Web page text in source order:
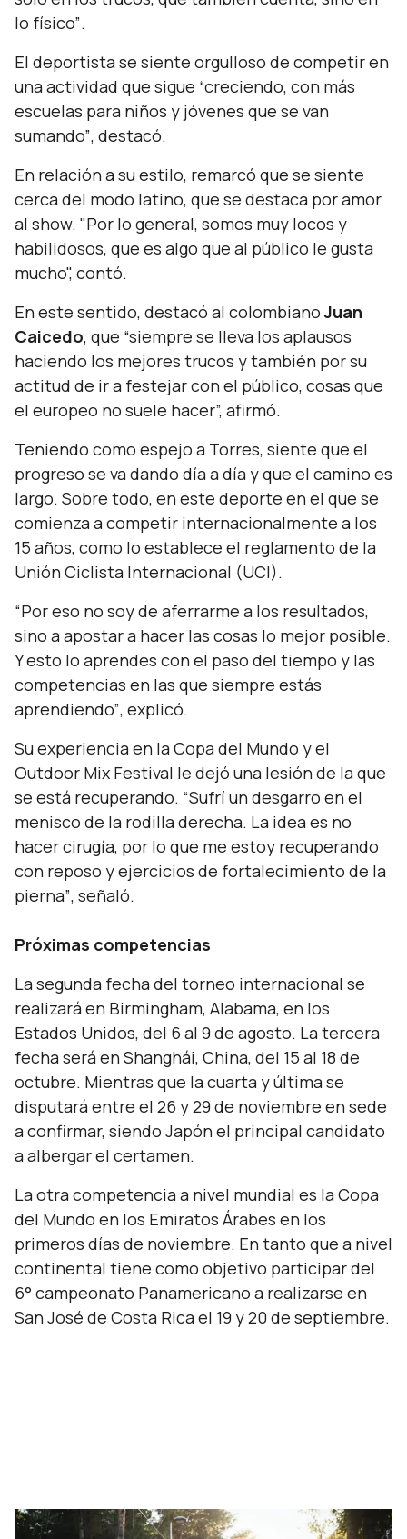
lo físico”.
El deportista se siente orgulloso de competir en
una actividad que sigue “creciendo, con más
escuelas para niños y jóvenes que se van
sumando”, destacó.
En relación a su estilo, remarcó que se siente
cerca del modo latino, que se destaca por amor
al show. "Por lo general, somos muy locos y
habilidosos, que es algo que al público le gusta
mucho", contó.
En este sentido, destacó al colombianoJuan
Caicedo, que “siempre se lleva los aplausos
haciendo los mejores trucos y también por su
actitud de ir a festejar con el público, cosas que
el europeo no suele hacer”, afirmó.
Teniendo como espejo a Torres, siente que el
progreso se va dando día a día y que el camino es
largo. Sobre todo, en este deporte en el que se
comienza a competir internacionalmente a los
15 años, como lo establece el reglamento de la
Unión Ciclista Internacional (UCI).
“Por eso no soy de aferrarme a los resultados,
sino a apostar a hacer las cosas lo mejor posible.
Y esto lo aprendes con el paso del tiempo y las
competencias en las que siempre estás
aprendiendo”, explicó.
Su experiencia en la Copa del Mundo y el
Outdoor Mix Festival le dejó una lesión de la que
se está recuperando. “Sufrí un desgarro en el
menisco de la rodilla derecha. La idea es no
hacer cirugía, por lo que me estoy recuperando
con reposo y ejercicios de fortalecimiento de la
pierna”, señaló.
Próximas competencias
La segunda fecha del torneo internacional se
realizará en Birmingham, Alabama, en los
Estados Unidos, del 6 al 9 de agosto. La tercera
fecha será en Shanghái, China, del 15 al 18 de
octubre. Mientras que la cuarta y última se
disputará entre el 26 y 29 de noviembre en sede
a confirmar, siendo Japón el principal candidato
a albergar el certamen.
La otra competencia a nivel mundial es la Copa
del Mundo en los Emiratos Árabes en los
primeros días de noviembre. En tanto que a nivel
continental tiene como objetivo participar del
6° campeonato Panamericano a realizarse en
San José de Costa Rica el 19 y 20 de septiembre.